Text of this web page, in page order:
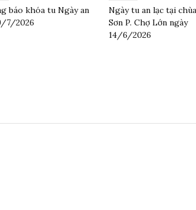
báo khóa tu Ngày an
7/2026
Ngày tu an lạc tại
Sơn P. Chợ Lớn ngày
14/6/2026